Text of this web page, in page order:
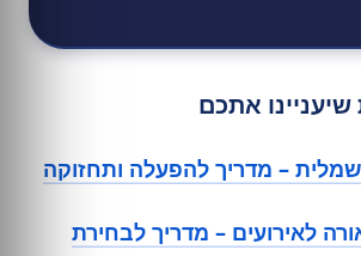
אתכם
– מדריך להפעלה ותחזוקה
לאירועים – מדריך לבחירת